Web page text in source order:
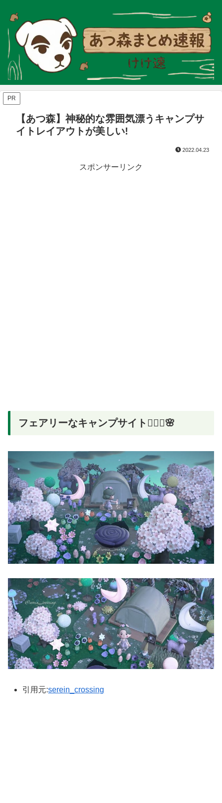
PR
【あつ森】神秘的な雰囲気漂うキャンプサ
イトレイアウトが美しい!
2022.04.23
スポンサーリンク
フェアリーなキャンプサイト🧚🏻‍♀️🌸
引用元:serein_crossing